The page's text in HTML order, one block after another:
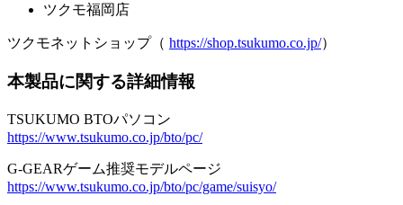
ツクモ福岡店
ツクモネットショップ（ https://shop.tsukumo.co.jp/）
本製品に関する詳細情報
TSUKUMO BTOパソコン
https://www.tsukumo.co.jp/bto/pc/
G-GEARゲーム推奨モデルページ
https://www.tsukumo.co.jp/bto/pc/game/suisyo/